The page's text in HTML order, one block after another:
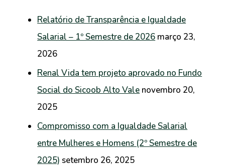
Relatório de Transparência e Igualdade
Salarial – 1º Semestre de 2026 março 23,
2026
Renal Vida tem projeto aprovado no Fundo
Social do Sicoob Alto Vale novembro 20,
2025
Compromisso com a Igualdade Salarial
entre Mulheres e Homens (2º Semestre de
2025) setembro 26, 2025